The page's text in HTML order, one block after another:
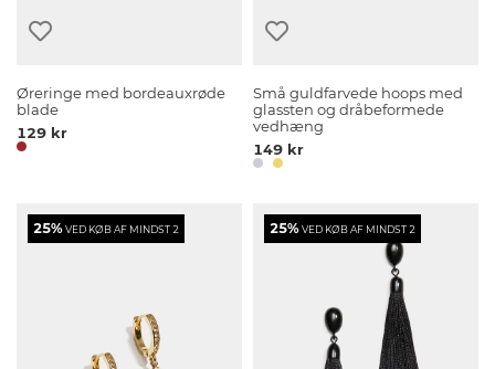
Øreringe med bordeauxrøde
blade
129 kr
Små guldfarvede hoops med
glassten og dråbeformede
vedhæng
149 kr
25%VED KØB AF MINDST 2 25%VED KØB AF MINDST 2